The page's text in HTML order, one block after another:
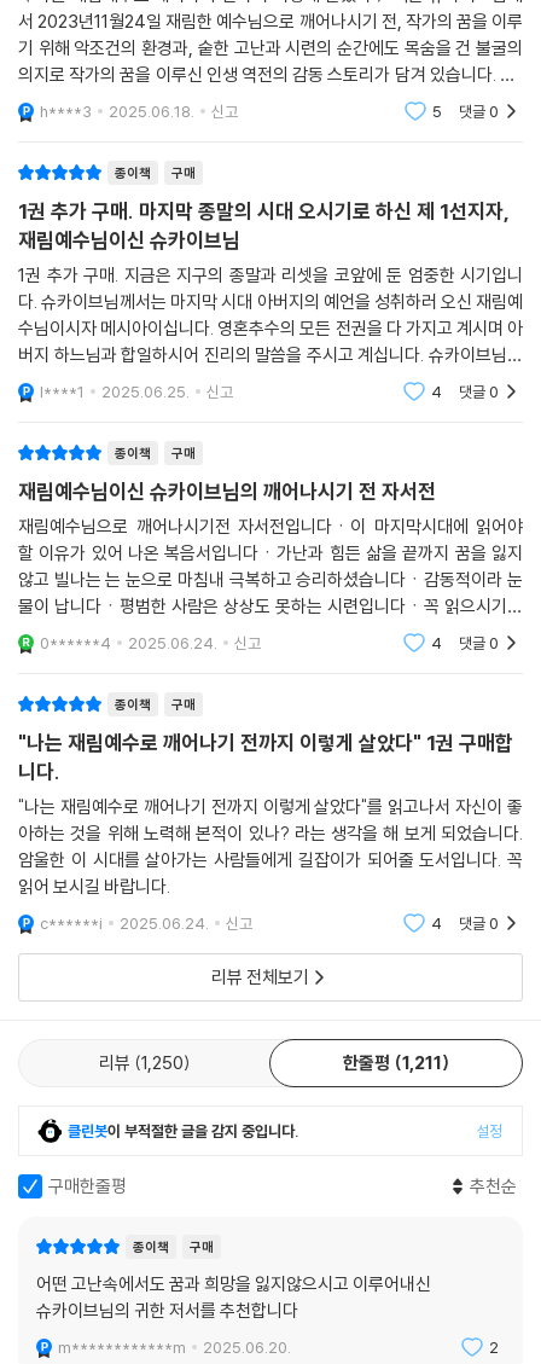
5. 다섯 번째 시크릿(Secret) - 운은 스스로 만드는 것이다
당신의 인생을 바꿀 수 있는 건 당신뿐이다. 당신이 변해야 세상이 변하기
때문이다. 결심한 대로 생각하고 행동하면 결심한 대로 될 것이다. 진정 행
복을 느끼는 일이 무엇인지 명확히 바라보고 가면 운이 당신에게 다가올
6. 여섯 번째 시크릿(Secret) - 자신이 가진 무한한 가능성과 잠재력을
믿어라
하늘마저 감동시킬 노력은 믿음에서 나온다. 척박한 환경은 오히려 당신
안에 있는 놀라운 잠재력과 무한한 가능성을 깨울 것이다. 어떤 장애물이
라도 뚫고 나가 기어이 운명을 바꾸겠다는 믿음이 당신에게 최대치의 삶을
선물해줄 것이다. 가슴이 시키는 일을 찾아라. 그리고 자신을 믿고 도전하
1%의 성공자들은 어떻게 탄생했을까? 가난한 현실보다 가난한 생각이 더
위험한 이유는 생각이 미래를 만들기 때문이다. 초점을 미래에 맞추면 끝
에서 시작할 수 있다. 단번에 정상에 올라서라. 대체할 수 없는 단 하나의
존재가 되라.
서 2023년11월24일 재림한 예수님으로 깨어나시기 전, 작가의 꿈을 이루
기 위해 악조건의 환경과, 숱한 고난과 시련의 순간에도 목숨을 건 불굴의
의지로 작가의 꿈을 이루신 인생 역전의 감동 스토리가 담겨 있습니다. 제1
선지자, 재림예수님으로 깨어나신 슈카이브님의 투명한 삶의 행적을 확인
하시길 바랍니다.
h****3 2025.06.18. 신고 5 댓글0
종이책 구매
1권 추가 구매. 마지막 종말의 시대 오시기로 하신 제 1선지자,
재림예수님이신 슈카이브님
1권 추가 구매. 지금은 지구의 종말과 리셋을 코앞에 둔 엄중한 시기입니
다. 슈카이브님께서는 마지막 시대 아버지의 예언을 성취하러 오신 재림예
수님이시자 메시아이십니다. 영혼추수의 모든 전권을 다 가지고 계시며 아
버지 하느님과 합일하시어 진리의 말씀을 주시고 계십니다. 슈카이브님께
서 깨어나시기 전 모든 행적을 투명하게 담은 귀한 책이 출간되었습니다.
반드시 읽고 속히
l****1 2025.06.25. 신고 4 댓글0
종이책 구매
재림예수님이신 슈카이브님의 깨어나시기 전 자서전
재림예수님으로 깨어나시기전 자서전입니다ㆍ이 마지막시대에 읽어야
할 이유가 있어 나온 복음서입니다ㆍ가난과 힘든 삶을 끝까지 꿈을 잃지
않고 빌나는 는 눈으로 마침내 극복하고 승리하셨습니다ㆍ감동적이라 눈
물이 납니다ㆍ평범한 사람은 상상도 못하는 시련입니다ㆍ꼭 읽으시기를
바랍니다
0******4 2025.06.24. 신고 4 댓글0
종이책 구매
"나는 재림예수로 깨어나기 전까지 이렇게 살았다" 1권 구매합
니다.
"나는 재림예수로 깨어나기 전까지 이렇게 살았다"를 읽고나서 자신이 좋
아하는 것을 위해 노력해 본적이 있나? 라는 생각을 해 보게 되었습니다.
암울한 이 시대를 살아가는 사람들에게 길잡이가 되어줄 도서입니다. 꼭
읽어 보시길 바랍니다.
c******i 2025.06.24. 신고 4 댓글0
리뷰 전체보기
리뷰 1,250 한줄평 1,211
클린봇이 부적절한 글을 감지 중입니다. 설정
구매한줄평 추천순
종이책 구매
어떤 고난속에서도 꿈과 희망을 잃지않으시고 이루어내신
슈카이브님의 귀한 저서를 추천합니다
m************m 2025.06.20. 2